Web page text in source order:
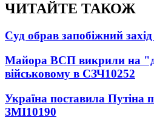
ЧИТАЙТЕ ТАКОЖ
Суд обрав запобіжний
Майора ВСП викрили на
військовому в СЗЧ10252
Україна поставила Путіна
ЗМІ10190